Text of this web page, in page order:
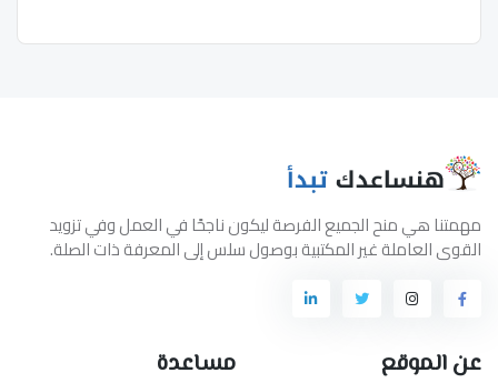
مهمتنا هي منح الجميع الفرصة ليكون ناجحًا في العمل وفي تزويد
القوى العاملة غير المكتبية بوصول سلس إلى المعرفة ذات الصلة.
عن الموقع مساعدة